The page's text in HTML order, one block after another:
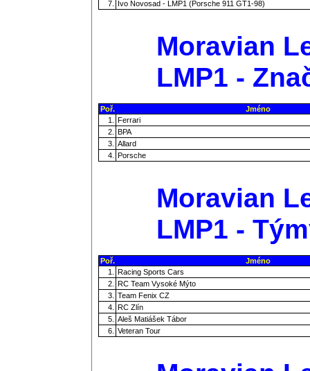
7.
Ivo Novosad - LMP1 (Porsche 911 GT1-98)
Moravian
LMP1 -
Poř.
Jméno
1.
Ferrari
2.
BPA
3.
Allard
4.
Porsche
Moravian
LMP1 -
Poř.
Jméno
1.
Racing Sports Cars
2.
RC Team Vysoké Mýto
3.
Team Fenix CZ
4.
RC Zlín
5.
Aleš Matiášek Tábor
6.
Veteran Tour